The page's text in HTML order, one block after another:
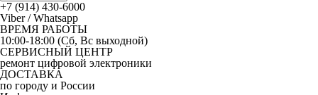
+7 (914) 430-6000
Viber / Whatsapp
ВРЕМЯ РАБОТЫ
10:00-18:00 (Сб, Вс выходной)
СЕРВИСНЫЙ ЦЕНТР
ремонт цифровой электроники
ДОСТАВКА
по городу и России